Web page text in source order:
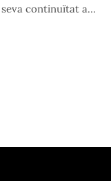
continuïtat a…